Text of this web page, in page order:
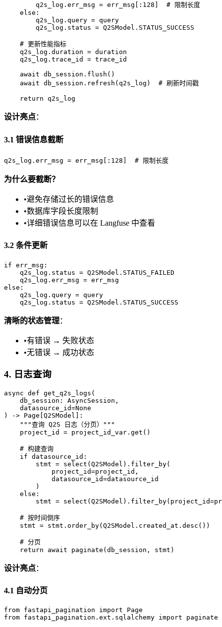
        q2s_log.err_msg = err_msg[:128]  # 限制长度
    else:
        q2s_log.query = query
        q2s_log.status = Q2SModel.STATUS_SUCCESS
    # 更新性能指标
    q2s_log.duration = duration
    q2s_log.trace_id = trace_id
    await db_session.flush()
    await db_session.refresh(q2s_log)  # 刷新时间戳
设计亮点：
3.1 错误信息截断
为什么要截断？
•避免存储过长的错误信息
•数据库字段长度限制
•详细错误信息可以在 Langfuse 中查看
3.2 条件更新
if err_msg:
    q2s_log.status = Q2SModel.STATUS_FAILED
    q2s_log.err_msg = err_msg
else:
    q2s_log.query = query
清晰的状态管理：
•有错误 → 失败状态
•无错误 → 成功状态
4. 日志查询
async def get_q2s_logs(
    db_session: AsyncSession,
    datasource_id=None
) -> Page[Q2SModel]:
    """查询 Q2S 日志（分页）"""
    project_id = project_id_var.get()
    # 构建查询
    if datasource_id:
        stmt = select(Q2SModel).filter_by(
            project_id=project_id,
            datasource_id=datasource_id
        )
    else:
stmt =
    # 按时间倒序
    stmt = stmt.order_by(Q2SModel.created_at.desc())
    # 分页
设计亮点：
4.1 自动分页
from fastapi_pagination import Page
from fastapi_pagination.ext.sqlalchemy import paginate